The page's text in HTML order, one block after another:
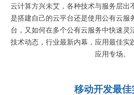
云计算方兴未艾，各种技术与服务层出
是搭建自己的云平台还是使用公有云服
台，又如何在多个公有云服务中快速灵
技术动态，行业最新内幕，应用最佳实
应用专场。
移动开发最佳